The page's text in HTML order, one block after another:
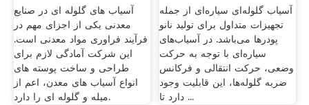
آسیاب های گلوله ای در صنایع
معدنی یکی از اجزای مهم در
فرآیند فراوری مواد معدنی است.
این شرکت آمادگی لازم برای
طراحی و ساخت پوسته های
انواع آسیاب های معدن، اعم از
میله و گلوله ای را دارد.
آسیاب گلوله‌ای سیاره‌ای از جمله
تجهیزات متداول برای تولید نانو
پودرها می‌باشد. در آسیاب‌های
سیاره‌ای با توجه به حرکت
وضعی، حرکت انتقالی و فرکانس
ضربه گلوله‌ها، این قابلیت وجود
دارد تا ...